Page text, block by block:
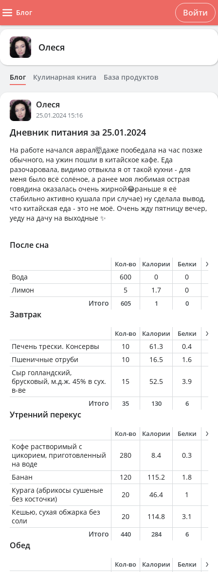
Блог Войти
Олеся
Блог Кулинарная книга База продуктов
Олеся
25.01.2024 15:16
Дневник питания за 25.01.2024
На работе начался аврал🤯даже пообедала на час позже
обычного, на ужин пошли в китайское кафе. Еда
разочаровала, видимо отвыкла я от такой кухни - для
меня было всё солёное, а ранее моя любимая острая
говядина оказалась очень жирной😂раньше я её
стабильно активно кушала при случае) ну сделала вывод,
что китайская еда - это не моё. Очень жду пятницу вечер,
уеду на дачу на выходные ✨
После сна
Кол-во Калории Белки
Вода 600 0 0
Лимон
5 1.7 0
Итого
605 1 0
Завтрак
Кол-во Калории Белки
Печень трески. Консервы 10 61.3 0.4
Пшеничные отруби
10 16.5 1.6
Сыр голландский,
брусковый, м.д.ж. 45% в сух.
в-ве
15 52.5 3.9
Итого 35 130 6
Утренний перекус
Кол-во Калории Белки
Кофе растворимый с
цикорием, приготовленный
на воде
280 8.4 0.3
Банан 120 115.2 1.8
Курага (абрикосы сушеные
без косточки)
20 46.4 1
Кешью, сухая обжарка без
соли
20 114.8 3.1
Итого
440 284 6
Обед
Кол-во Калории Белки